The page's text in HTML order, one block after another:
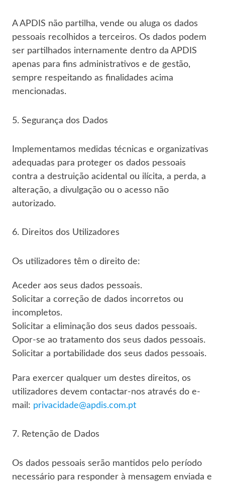
A APDIS não partilha, vende ou aluga os dados
pessoais recolhidos a terceiros. Os dados podem
ser partilhados internamente dentro da APDIS
apenas para fins administrativos e de gestão,
sempre respeitando as finalidades acima
mencionadas.
5. Segurança dos Dados
Implementamos medidas técnicas e organizativas
adequadas para proteger os dados pessoais
contra a destruição acidental ou ilícita, a perda, a
alteração, a divulgação ou o acesso não
autorizado.
6. Direitos dos Utilizadores
Os utilizadores têm o direito de:
Aceder aos seus dados pessoais.
Solicitar a correção de dados incorretos ou
incompletos.
Solicitar a eliminação dos seus dados pessoais.
Opor-se ao tratamento dos seus dados pessoais.
Solicitar a portabilidade dos seus dados pessoais.
Para exercer qualquer um destes direitos, os
utilizadores devem contactar-nos através do e-
mail: privacidade@apdis.com.pt
7. Retenção de Dados
Os dados pessoais serão mantidos pelo período
necessário para responder à mensagem enviada e